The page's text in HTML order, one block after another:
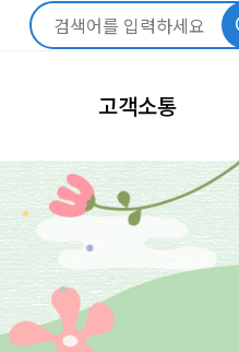
고객소통
자주묻는질문
문화
체육
이달의 일정